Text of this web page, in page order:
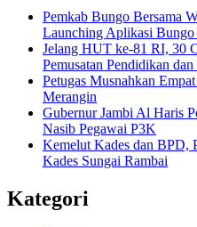
Pemkab Bungo Bersama
Launching Aplikasi Bungo
Jelang HUT ke-81 RI, 30
Pemusatan Pendidikan dan
Petugas Musnahkan
Merangin
Gubernur Jambi Al Haris
Nasib Pegawai P3K
Kemelut Kades dan BPD,
Kades Sungai Rambai
Kategori